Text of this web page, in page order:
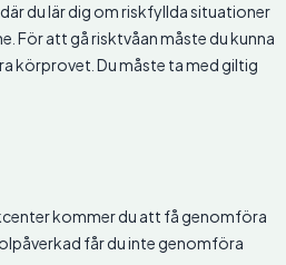
du lär dig om riskfyllda situationer
För att gå risktvåan måste du kunna
körprovet. Du måste ta med giltig
kommer du att få genomföra
får du inte genomföra